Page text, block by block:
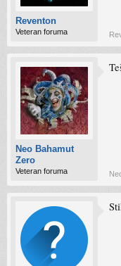
Reventon
Veteran foruma
Neo Bahamut
Zero
Veteran foruma